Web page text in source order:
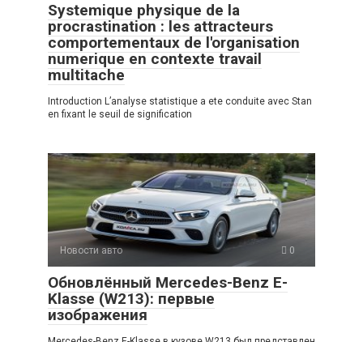
Systemique physique de la
procrastination : les attracteurs
comportementaux de l'organisation
numerique en contexte travail
multitache
Introduction L’analyse statistique a ete conduite avec Stan
en fixant le seuil de signification
Новости авто 0
Обновлённый Mercedes-Benz E-
Klasse (W213): первые
изображения